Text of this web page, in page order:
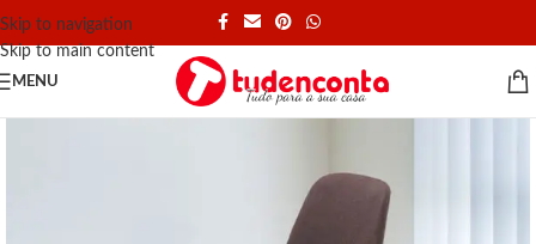
Skip to navigation
Skip to main content
MENU